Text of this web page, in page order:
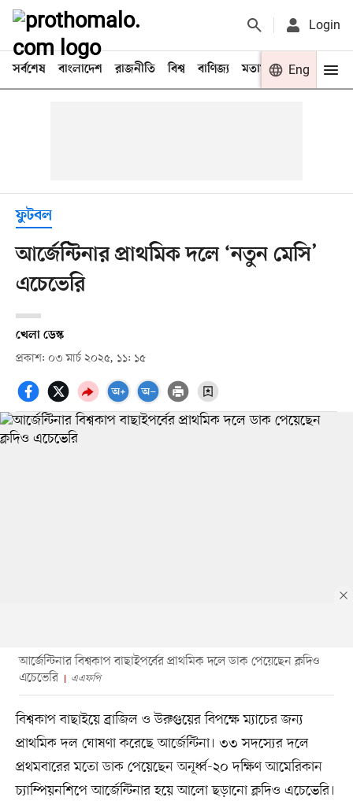
Login
সর্বশেষ বাংলাদেশ রাজনীতি বিশ্ব বাণিজ্য মতামত খেলা
Eng
ফুটবল
আর্জেন্টিনার প্রাথমিক দলে ‘নতুন মেসি’
এচেভেরি
খেলা ডেস্ক
প্রকাশ: ০৩ মার্চ ২০২৫, ১১: ১৫
আর্জেন্টিনার বিশ্বকাপ বাছাইপর্বের প্রাথমিক দলে ডাক পেয়েছেন ক্লদিও
এচেভেরি
এএফপি
বিশ্বকাপ বাছাইয়ে ব্রাজিল ও উরুগুয়ের বিপক্ষে ম্যাচের জন্য
প্রাথমিক দল ঘোষণা করেছে আর্জেন্টিনা। ৩৩ সদস্যের দলে
প্রথমবারের মতো ডাক পেয়েছেন অনূর্ধ্ব-২০ দক্ষিণ আমেরিকান
চ্যাম্পিয়নশিপে আর্জেন্টিনার হয়ে আলো ছড়ানো ক্লদিও এচেভেরি।